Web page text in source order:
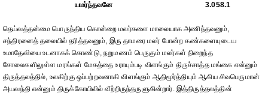
யமர்ந்தவனே
3.058.1
தெய்வத்தன்மை பொருந்திய கொன்றை மலர்களை மாலையாக அணிந்தவனும்,
சந்திரனைத் தலையில் தரித்தவனும், இரு தாமரை மலர் போன்ற கண்களையுடைய
உமாதேவியை உடனாகக் கொண்டு, நறுமணம் பெருகும் மலர்கள் நிறைந்த
சோலைகளிலுள்ள மரங்கள் மேகத்தை உராயும்படி விளங்கும் திருச்சாத்த மங்கை என்னும்
திருத்தலத்தில், உலகிற்கு ஒப்பற்றவனாகி விளங்கும் ஆதிமூர்த்தியும் ஆகிய சிவபெருமான்
அயவந்தி என்னும் திருக்கோயிலில் வீற்றிருந்தருளுகின்றார். இத்திருத்தலத்தின்